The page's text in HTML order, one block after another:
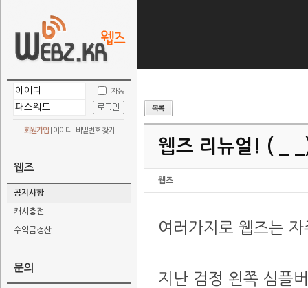
자동
회원가입| 아이디 · 비밀번호 찾기
웹즈
공지사항
캐시충전
수익금정산
문의
웹즈 리뉴얼! ( _
웹즈
여러가지로 웹즈는
지난 검정 왼쪽 심플